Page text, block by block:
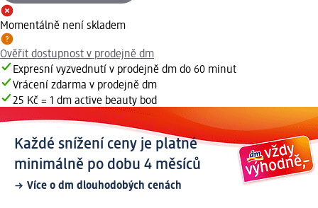
Momentálně není skladem
Ověřit dostupnost v prodejně dm
Expresní vyzvednutí v prodejně dm do 60 minut
Vrácení zdarma v prodejně dm
25 Kč = 1 dm active beauty bod
Každé snížení ceny je platné
minimálně po dobu 4 měsíců
Více o dm dlouhodobých cenách